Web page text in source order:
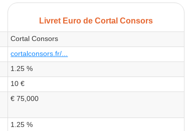
Livret Euro de Cortal Consors
Cortal Consors
cortalconsors.fr/...
1.25 %
10 €
€ 75,000
1.25 %